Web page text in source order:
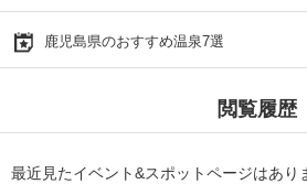
鹿児島県のおすすめ温泉7選
閲覧履歴
最近見たイベント&スポットページはあり